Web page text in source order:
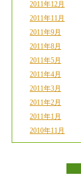
2011年12月
2011年11月
2011年9月
2011年8月
2011年5月
2011年4月
2011年3月
2011年2月
2011年1月
2010年11月